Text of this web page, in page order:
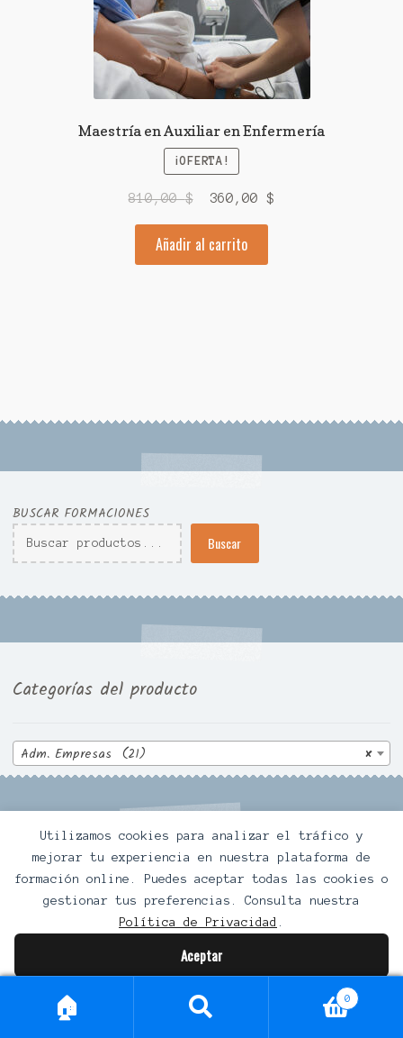
Utilizamos cookies para analizar el tráfico y
mejorar tu experiencia en nuestra plataforma de
formación online. Puedes aceptar todas las cookies o
gestionar tus preferencias. Consulta nuestra
Política de Privacidad .
Aceptar
Rechazar
Preferencias de cookies
Maestría en Auxiliar en Enfermería
¡OFERTA!
810,00$
El
original
era:
360,00$
Añadir al carrito
BUSCAR FORMACIONES
Buscar
Categorías del producto
×
Adm. Empresas (21)
Productos mejor valorados
Maestría e Jardín de Infancia y Método Montessori
de 5
740,00$ El
precio
original
360,00$El
0